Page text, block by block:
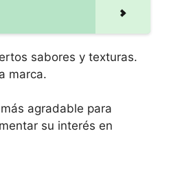
sabores y texturas.
marca.
agradable para
su interés en